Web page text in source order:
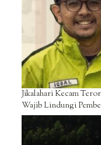
Jikalahari Kecam
Wajib Lindungi